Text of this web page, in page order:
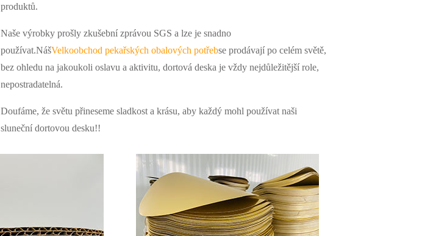
produktů.
Naše výrobky prošly zkušební zprávou SGS a lze je snadno
používat.NášVelkoobchod pekařských obalových potřebse prodávají po celém světě,
bez ohledu na jakoukoli oslavu a aktivitu, dortová deska je vždy nejdůležitější role,
nepostradatelná.
Doufáme, že světu přineseme sladkost a krásu, aby každý mohl používat naši
sluneční dortovou desku!!